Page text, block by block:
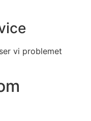
vi problemet